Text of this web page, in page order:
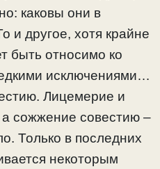
каковы они в
и другое, хотя крайне
быть относимо ко
исключениями…
Лицемерие и
сожжение совестию –
Только в последних
некоторым